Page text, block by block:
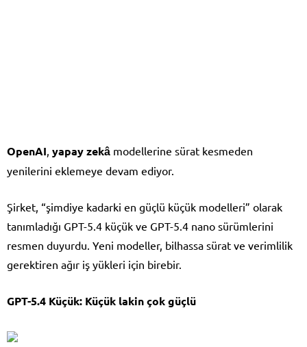
OpenAI yapay zekâ modellerine sürat kesmeden
yenilerini eklemeye devam ediyor.
Şirket, “şimdiye kadarki en güçlü küçük modelleri” olarak
tanımladığı GPT-5.4 küçük ve GPT-5.4 nano sürümlerini
resmen duyurdu. Yeni modeller, bilhassa sürat ve verimlilik
gerektiren ağır iş yükleri için birebir.
GPT-5.4 Küçük: Küçük lakin çok güçlü